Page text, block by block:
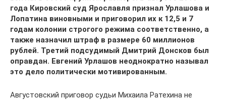
года Кировский суд Ярославля признал Урлашова и
Лопатина виновными и приговорил их к 12,5 и 7
годам колонии строгого режима соответственно, а
также назначил штраф в размере 60 миллионов
рублей. Третий подсудимый Дмитрий Донсков был
оправдан. Евгений Урлашов неоднократно называл
это дело политически мотивированным.
Августовский приговор судьи Михаила Ратехина не